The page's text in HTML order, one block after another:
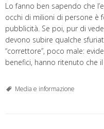
Lo fanno ben sapendo che
occhi di milioni di persone è
pubblicità. Se poi, pur di
devono subire qualche
“correttore”, poco male:
benefici, hanno ritenuto che
Media e informazione